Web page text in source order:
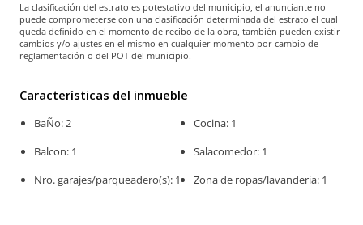
La clasificación del estrato es potestativo del municipio, el anunciante no
puede comprometerse con una clasificación determinada del estrato el cual
queda definido en el momento de recibo de la obra, también pueden existir
cambios y/o ajustes en el mismo en cualquier momento por cambio de
reglamentación o del POT del municipio.
Características del inmueble
BaÑo: 2
Balcon: 1
Nro. garajes/parqueadero(s): 1
Cocina: 1
Salacomedor: 1
Zona de ropas/lavanderia: 1